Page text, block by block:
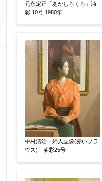
元永定正「あかしろくろ」油
彩 10号 1980年
中村清治「婦人立像(赤いブラ
ウス)」油彩25号